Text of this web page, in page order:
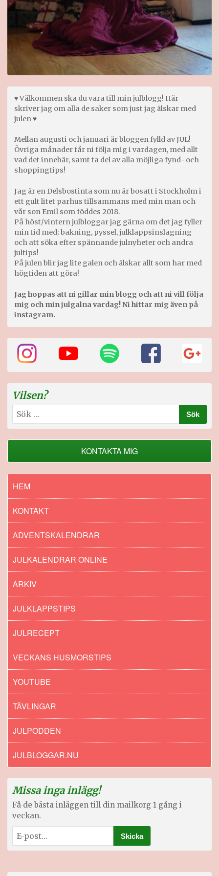
♥ Välkommen ska du vara till min julblogg! Här
skriver jag om alla de saker som just jag älskar med
julen ♥
Mellan augusti och januari är bloggen fylld av JUL!
Övriga månader får ni följa mig i vardagen, med allt
vad det innebär, samt ta del av alla möjliga fynd- och
shoppingtips!
Jag är en Delsbostinta som nu är bosatt i Stockholm i
ett gult litet parhus tillsammans med min man och
vår son Emil som föddes 2018.
På höst/vintern julbloggar jag gärna om det jag fyller
min tid med; bakning, pyssel, julklappsinslagning
och att söka efter spännande julnyheter och andra
jultips!
På julen blir jag lite galen och älskar allt som har med
högtiden att göra!
Jag hoppas att ni gillar min blogg och att ni vill följa
mig och min julgalna vardag! Ni hittar mig även på
instagram.
Vilsen?
Sök
efter:
KONTAKTA MIG
HEM
KONTAKT
ADVENTSKALENDRAR
JULKALENDRAR ONLINE
ARKIV
JULKLAPPSTIPS
JULRECEPT
VECKANS HUSMORSTIPS
YOUTUBE
TÄVLINGAR
JULPODDEN
JULBLOGGAR.NU
Missa inga inlägg!
Få de bästa inläggen till din mailkorg 1 gång i
veckan.